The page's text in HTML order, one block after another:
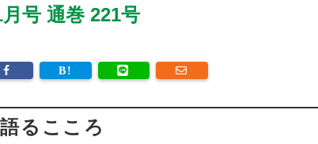
号 通巻 221号
るこころ